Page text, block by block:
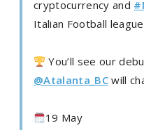
cryptocurrency and
Italian Football
You’ll see our
@Atalanta_BCwill
19 May